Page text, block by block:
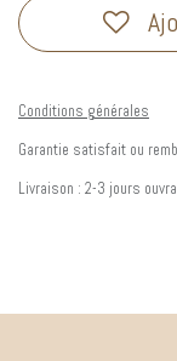
Conditions générales
Garantie satisfait ou
Livraison : 2-3 jours